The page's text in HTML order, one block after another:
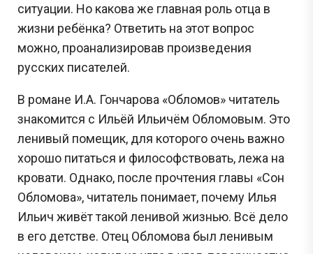
ситуации. Но какова же главная роль отца в
жизни ребёнка? Ответить на этот вопрос
можно, проанализировав произведения
русских писателей.
В романе И.А. Гончарова «Обломов» читатель
знакомится с Ильёй Ильичём Обломовым. Это
ленивый помещик, для которого очень важно
хорошо питаться и философствовать, лежа на
кровати. Однако, после прочтения главы «Сон
Обломова», читатель понимает, почему Илья
Ильич живёт такой ленивой жизнью. Всё дело
в его детстве. Отец Обломова был ленивым